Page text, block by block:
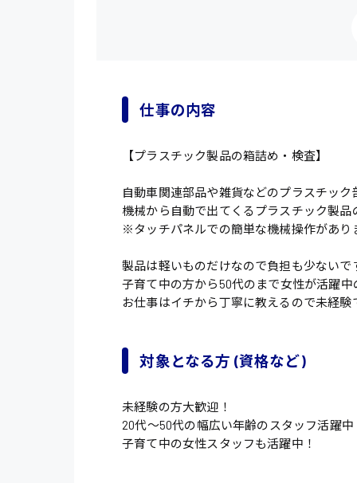
仕事の内容
【プラスチック製品の箱詰め・検査】
自動車関連部品や雑貨などのプラスチッ
機械から自動で出てくるプラスチック製
※タッチパネルでの簡単な機械操作があり
製品は軽いものだけなので負担も少ない
子育て中の方から50代のまで女性が活躍中
お仕事はイチから丁寧に教えるので未経験
対象となる方 (資格など)
未経験の方大歓迎！
20代〜50代の幅広い年齢のスタッフ活躍中
子育て中の女性スタッフも活躍中！